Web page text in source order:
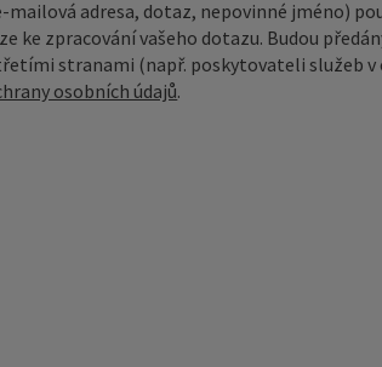
mailová adresa, dotaz, nepovinné jméno)
ke zpracování vašeho dotazu. Budou
stranami (např. poskytovateli služeb
osobních údajů.